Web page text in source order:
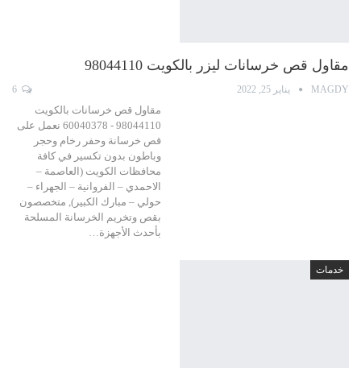
مقاول قص خرسانات ليزر بالكويت 98044110
MAGDY يناير 25, 2022
مقاول قص خرسانات بالكويت
98044110 - 60040378 نعمل على
قص خرسانة وحفر رخام وحجر
وباطون بدون تكسير في كافة
محافظات الكويت (العاصمة –
الاحمدي – الفروانية – الجهراء –
حولي – مبارك الكبير), متخصصون
بقص وتخريم الخرسانة المسلحة
بأحدث الأجهزة…
خدمات